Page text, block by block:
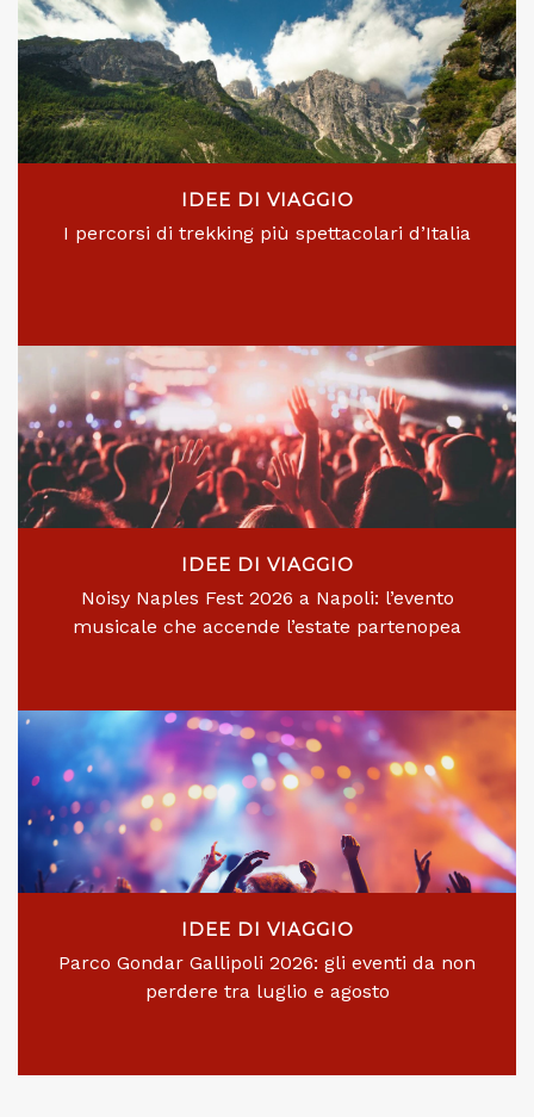
IDEE DI VIAGGIO
I percorsi di trekking più spettacolari d’Italia
IDEE DI VIAGGIO
Noisy Naples Fest 2026 a Napoli: l’evento
musicale che accende l’estate partenopea
IDEE DI VIAGGIO
Parco Gondar Gallipoli 2026: gli eventi da non
perdere tra luglio e agosto